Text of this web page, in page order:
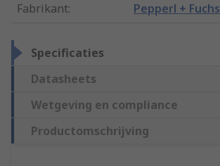
Fabrikant: Pepperl + Fuchs
Specificaties
Datasheets
Wetgeving en compliance
Productomschrijving